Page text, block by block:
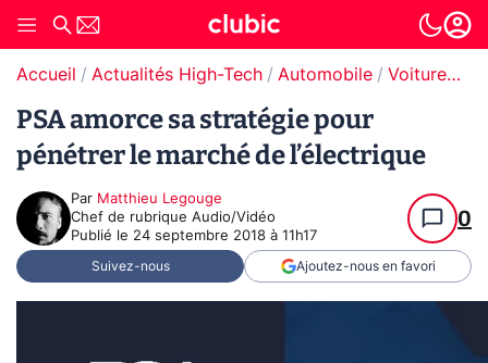
Accueil Actualités High-Tech Automobile Voitures électriques
PSA amorce sa stratégie pour
pénétrer le marché de l’électrique
Par Matthieu Legouge
Chef de rubrique Audio/Vidéo
Publié le 24 septembre 2018 à 11h17
0
Suivez-nous Ajoutez-nous en favori